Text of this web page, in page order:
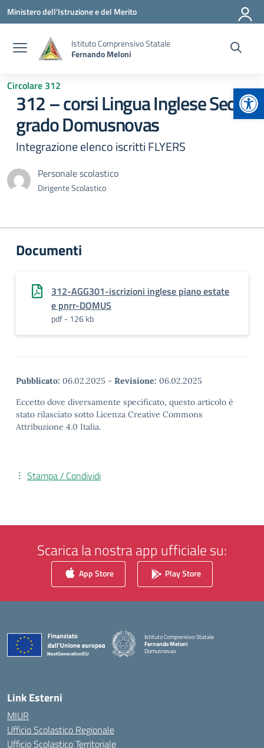
Vai ai contenuti
Vai al menu di navigazione
Vai al footer
Ministero dell'Istruzione e del Merito
Istituto Comprensivo Statale
Fernando Meloni
Circolare 312
312 – corsi Lingua Inglese Sec. I
grado Domusnovas
Integrazione elenco iscritti FLYERS
Personale scolastico
Dirigente Scolastico
Documenti
312-AGG301-iscrizioni inglese piano estate
e pnrr-DOMUS
pdf - 126 kb
Pubblicato: 06.02.2025 - Revisione: 06.02.2025
Eccetto dove diversamente specificato, questo articolo è
stato rilasciato sotto Licenza Creative Commons
Attribuzione 4.0 Italia.
Stampa / Condividi
Scarica la nostra app ufficiale su:
App Store Play Store
Istituto Comprensivo Statale
Fernando Meloni
Domusnovas
Link Esterni
MIUR
Ufficio Scolastico Regionale
Ufficio Scolastico Territoriale